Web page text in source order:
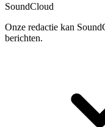
SoundCloud
Onze redactie kan
berichten.